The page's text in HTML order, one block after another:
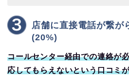
店舗に直接電話が繋が
(20%)
コールセンター経由での連絡が
応してもらえないという口コミ